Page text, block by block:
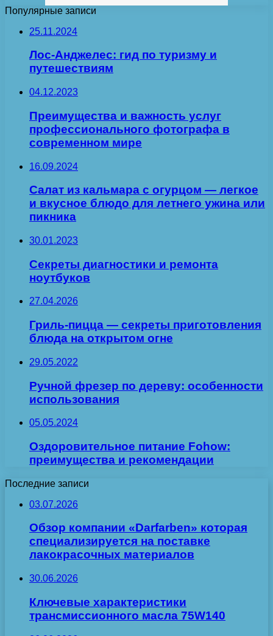
Популярные записи
25.11.2024
Лос-Анджелес: гид по туризму и
путешествиям
04.12.2023
Преимущества и важность услуг
профессионального фотографа в
современном мире
16.09.2024
Салат из кальмара с огурцом — легкое
и вкусное блюдо для летнего ужина или
пикника
30.01.2023
Секреты диагностики и ремонта
ноутбуков
27.04.2026
Гриль-пицца — секреты приготовления
блюда на открытом огне
29.05.2022
Ручной фрезер по дереву: особенности
использования
05.05.2024
Оздоровительное питание Fohow:
преимущества и рекомендации
Последние записи
03.07.2026
Обзор компании «Darfarben» которая
специализируется на поставке
лакокрасочных материалов
30.06.2026
Ключевые характеристики
трансмиссионного масла 75W140